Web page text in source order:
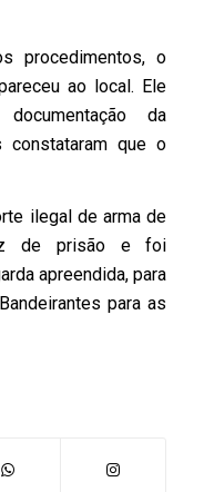
procedimentos, o
ao local. Ele
da
constataram que o
ilegal de arma de
de prisão e foi
apreendida, para
para as